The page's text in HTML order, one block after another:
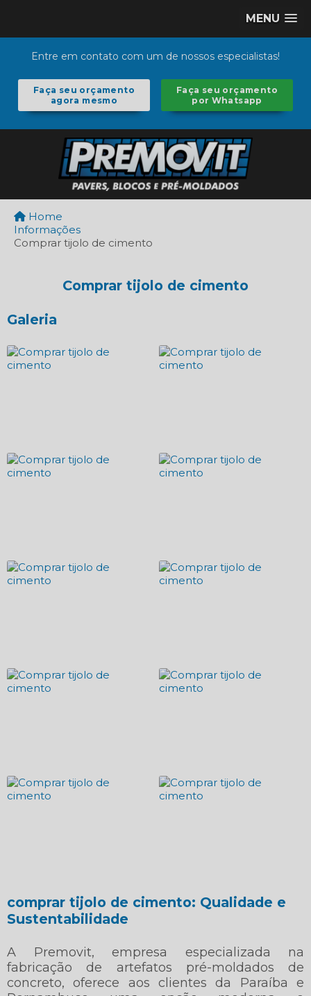
MENU
Entre em contato com um de nossos especialistas!
Faça seu orçamento
agora mesmo
Faça seu orçamento
por Whatsapp
Home
Informações
Comprar tijolo de cimento
Comprar tijolo de cimento
Galeria
comprar tijolo de cimento: Qualidade e
Sustentabilidade
A Premovit, empresa especializada na
fabricação de artefatos pré-moldados de
concreto, oferece aos clientes da Paraíba e